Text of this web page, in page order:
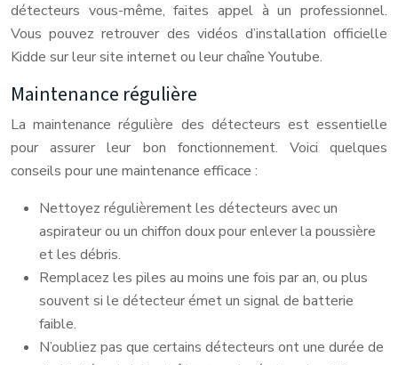
détecteurs vous-même, faites appel à un professionnel.
Vous pouvez retrouver des vidéos d’installation officielle
Kidde sur leur site internet ou leur chaîne Youtube.
Maintenance régulière
La maintenance régulière des détecteurs est essentielle
pour assurer leur bon fonctionnement. Voici quelques
conseils pour une maintenance efficace :
Nettoyez régulièrement les détecteurs avec un
aspirateur ou un chiffon doux pour enlever la poussière
et les débris.
Remplacez les piles au moins une fois par an, ou plus
souvent si le détecteur émet un signal de batterie
faible.
N’oubliez pas que certains détecteurs ont une durée de